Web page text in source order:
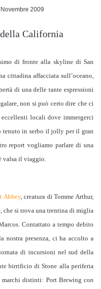
2009
California
di fronte alla skyline di San
cittadina affacciata sull’oceano,
di una delle tante espressioni
non si può certo dire che ci
locali dove immergerci
tenuto in serbo il jolly per il gran
report vogliamo parlare di una
valsa il viaggio.
Abbey, creatura di Tomme Arthur,
che si trova una trentina di miglia
Contattato a tempo debito
nostra presenza, ci ha accolto a
di incursioni nel sud della
birrificio di Stone alla periferia
distinti: Port Brewing con